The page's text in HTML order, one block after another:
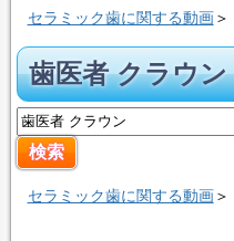
セラミック歯に関する動画＞
歯医者 クラウン
セラミック歯に関する動画＞